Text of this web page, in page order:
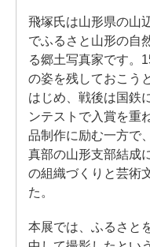
飛塚氏は山形県の山
でふるさと山形の自
る郷土写真家です。
の姿を残しておこう
はじめ、戦後は国鉄
ンテストで入賞を重
品制作に励む一方で
真部の山形支部結成
の組織づくりと芸術
た。
本展では、ふるさと